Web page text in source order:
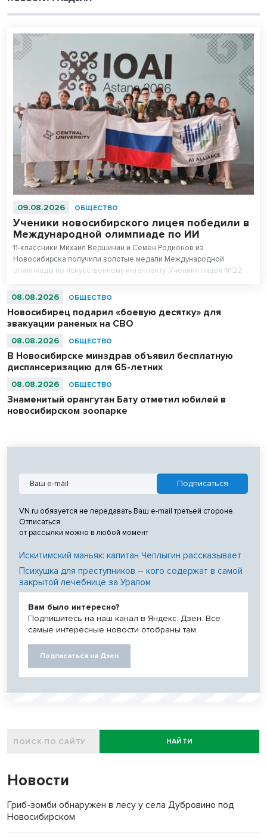
09.08.2026 ОБЩЕСТВО
Ученики новосибирского лицея победили в
Международной олимпиаде по ИИ
11-классники Михаил Вершинин и Семен Родионов из
Новосибирска получили золотые медали Международной
олимпиады по искусственному интеллекту. Ученики лицея №22
абсолютными чемпионами соревнований.
08.08.2026 ОБЩЕСТВО
Новосибирец подарил «боевую десятку» для
эвакуации раненых на СВО
08.08.2026 ОБЩЕСТВО
В Новосибирске минздрав объявил бесплатную
диспансеризацию для 65-летних
08.08.2026 ОБЩЕСТВО
Знаменитый орангутан Бату отметил юбилей в
новосибирском зоопарке
VN.ru обязуется не передавать Ваш e-mail третьей стороне.
Отписаться
от рассылки можно в любой момент
Искитимский маньяк: капитан Чеплыгин рассказывает
Психушка для преступников – кого содержат в самой
закрытой лечебнице за Уралом
Вам было интересно?
Подпишитесь на наш канал в Яндекс. Дзен. Все
самые интересные новости отобраны там.
Подписаться на Дзен
НАЙТИ
Новости
Гриб-зомби обнаружен в лесу у села Дубровино под
Новосибирском